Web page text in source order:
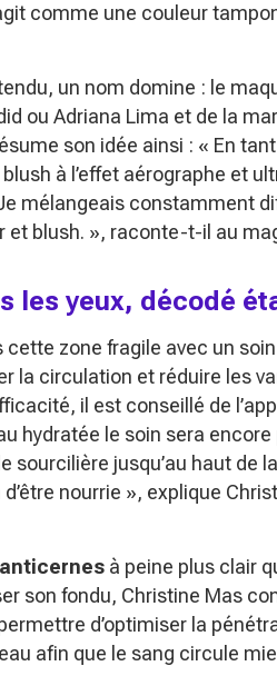
comme une couleur
un nom domine : le
ou Adriana Lima et de la
son idée ainsi : « En
à l’effet aérographe et
mélangeais constamment
et blush. », raconte-t-il au
les yeux, décodé
zone fragile avec un
la circulation et réduire les
il est conseillé de
hydratée le soin sera
sourcilière jusqu’au haut de
nourrie », explique
anticernes à peine plus clair
son fondu, Christine Mas
d’optimiser la
afin que le sang circule